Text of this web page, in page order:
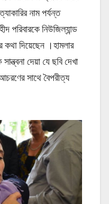
নাম পর্যন্ত
পরিবারকে নিউজিল্যান্ড
কথা দিয়েছেন ।হামলার
দেয়া যে ছবি দেখা
সাথে বৈপরীত্য